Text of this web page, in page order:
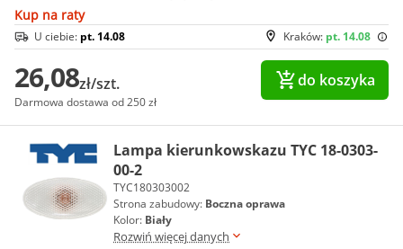
Kup na raty
Kraków: pt. 14.08
U ciebie: pt. 14.08
26,08zł/szt.
Darmowa dostawa od 250 zł
do koszyka
Lampa kierunkowskazu TYC 18-0303-
00-2
TYC180303002
Strona zabudowy: Boczna oprawa
Kolor: Biały
Rozwiń więcej danych